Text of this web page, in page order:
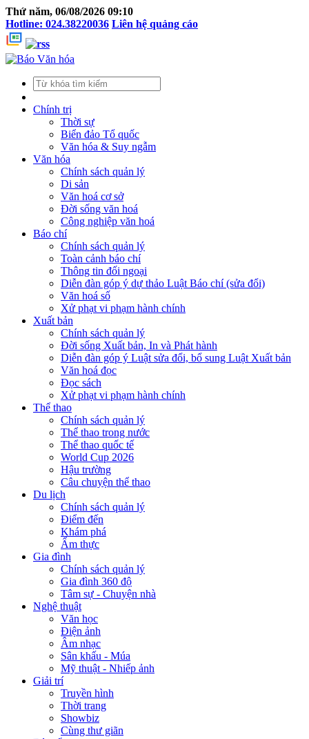
Thứ năm, 06/08/2026 09:10
Hotline: 024.38220036 Liên hệ quảng cáo
Chính trị
Thời sự
Biển đảo Tổ quốc
Văn hóa & Suy ngẫm
Văn hóa
Chính sách quản lý
Di sản
Văn hoá cơ sở
Đời sống văn hoá
Công nghiệp văn hoá
Báo chí
Chính sách quản lý
Toàn cảnh báo chí
Thông tin đối ngoại
Diễn đàn góp ý dự thảo Luật Báo chí (sửa đổi)
Văn hoá số
Xử phạt vi phạm hành chính
Xuất bản
Chính sách quản lý
Đời sống Xuất bản, In và Phát hành
Diễn đàn góp ý Luật sửa đổi, bổ sung Luật Xuất bản
Văn hoá đọc
Đọc sách
Xử phạt vi phạm hành chính
Thể thao
Chính sách quản lý
Thể thao trong nước
Thể thao quốc tế
World Cup 2026
Hậu trường
Câu chuyện thể thao
Du lịch
Chính sách quản lý
Điểm đến
Khám phá
Ẩm thực
Gia đình
Chính sách quản lý
Gia đình 360 độ
Tâm sự - Chuyện nhà
Nghệ thuật
Văn học
Điện ảnh
Âm nhạc
Sân khấu - Múa
Mỹ thuật - Nhiếp ảnh
Giải trí
Truyền hình
Thời trang
Showbiz
Cùng thư giãn